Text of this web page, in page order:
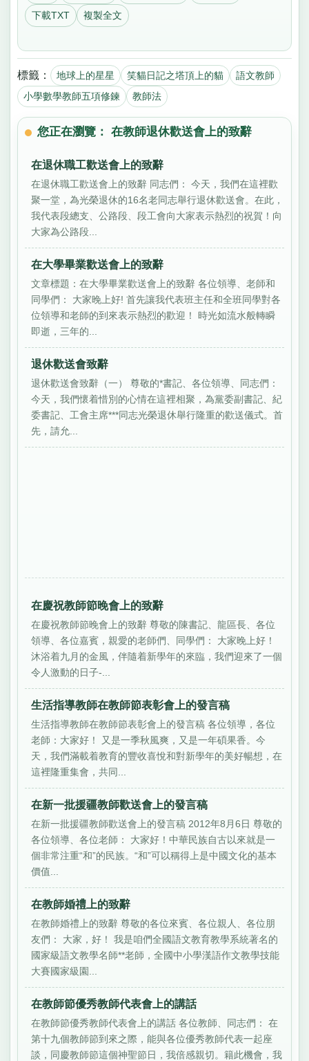
下載TXT 複製全文
標籤： 地球上的星星 笑貓日記之塔頂上的貓
語文教師
小學數學教師五項修鍊
教師法
您正在瀏覽： 在教師退休歡送會上的致辭
在退休職工歡送會上的致辭
在退休職工歡送會上的致辭 同志們： 今天，我們在這裡歡
聚一堂，為光榮退休的16名老同志舉行退休歡送會。在此，
我代表段總支、公路段、段工會向大家表示熱烈的祝賀！向
大家為公路段...
在大學畢業歡送會上的致辭
文章標題：在大學畢業歡送會上的致辭 各位領導、老師和
同學們： 大家晚上好! 首先讓我代表班主任和全班同學對各
位領導和老師的到來表示熱烈的歡迎！ 時光如流水般轉瞬
即逝，三年的...
退休歡送會致辭
退休歡送會致辭（一） 尊敬的*書記、各位領導、同志們：
今天，我們懷着惜別的心情在這裡相聚，為黨委副書記、紀
委書記、工會主席***同志光榮退休舉行隆重的歡送儀式。首
先，請允...
在慶祝教師節晚會上的致辭
在慶祝教師節晚會上的致辭 尊敬的陳書記、龍區長、各位
領導、各位嘉賓，親愛的老師們、同學們： 大家晚上好！
沐浴着九月的金風，伴隨着新學年的來臨，我們迎來了一個
令人激動的日子-...
生活指導教師在教師節表彰會上的發言稿
生活指導教師在教師節表彰會上的發言稿 各位領導，各位
老師：大家好！ 又是一季秋風爽，又是一年碩果香。今
天，我們滿載着教育的豐收喜悅和對新學年的美好暢想，在
這裡隆重集會，共同...
在新一批援疆教師歡送會上的發言稿
在新一批援疆教師歡送會上的發言稿 2012年8月6日 尊敬的
各位領導、各位老師： 大家好！中華民族自古以來就是一
個非常注重“和”的民族。“和”可以稱得上是中國文化的基本
價值...
在教師婚禮上的致辭
在教師婚禮上的致辭 尊敬的各位來賓、各位親人、各位朋
友們： 大家，好！ 我是咱們全國語文教育教學系統著名的
國家級語文教學名師**老師，全國中小學漢語作文教學技能
大賽國家級園...
在教師節優秀教師代表會上的講話
在教師節優秀教師代表會上的講話 各位教師、同志們： 在
第十九個教師節到來之際，能與各位優秀教師代表一起座
談，同慶教師節這個神聖節日，我倍感親切。籍此機會，我